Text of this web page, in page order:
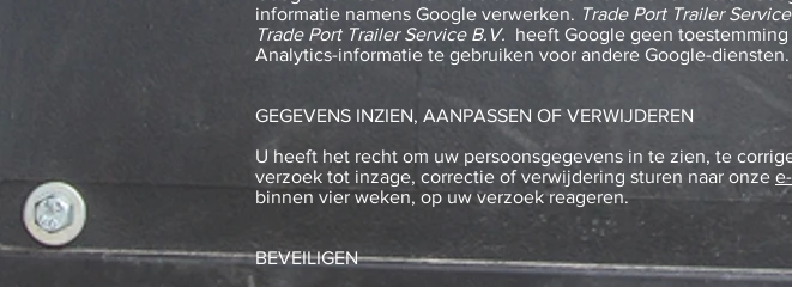
informatie namens Google verwerken. Trade Port Trailer
Trade Port Trailer Service B.V. heeft Google geen
Analytics-informatie te gebruiken voor andere Google-diensten.
GEGEVENS INZIEN, AANPASSEN OF VERWIJDEREN
U heeft het recht om uw persoonsgegevens in te zien, te
verzoek tot inzage, correctie of verwijdering sturen naar onze
binnen vier weken, op uw verzoek reageren.
BEVEILIGEN